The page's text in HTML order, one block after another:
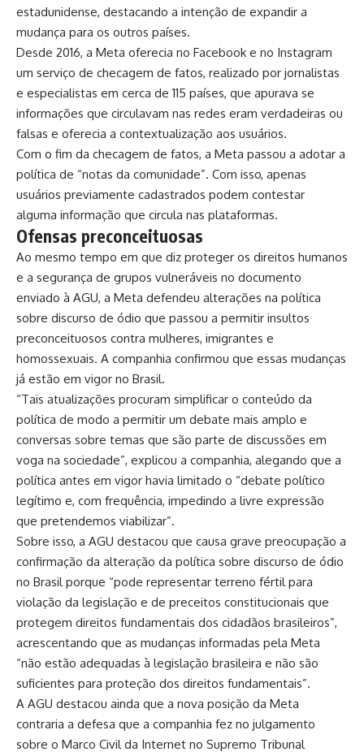
estadunidense, destacando a intenção de expandir a
mudança para os outros países.
Desde 2016, a Meta oferecia no Facebook e no Instagram
um serviço de checagem de fatos, realizado por jornalistas
e especialistas em cerca de 115 países, que apurava se
informações que circulavam nas redes eram verdadeiras ou
falsas e oferecia a contextualização aos usuários.
Com o fim da checagem de fatos, a Meta passou a adotar a
política de “notas da comunidade”. Com isso, apenas
usuários previamente cadastrados podem contestar
alguma informação que circula nas plataformas.
Ofensas preconceituosas
Ao mesmo tempo em que diz proteger os direitos humanos
e a segurança de grupos vulneráveis no documento
enviado à AGU, a Meta defendeu alterações na política
sobre discurso de ódio que passou a permitir insultos
preconceituosos contra mulheres, imigrantes e
homossexuais. A companhia confirmou que essas mudanças
já estão em vigor no Brasil.
“Tais atualizações procuram simplificar o conteúdo da
política de modo a permitir um debate mais amplo e
conversas sobre temas que são parte de discussões em
voga na sociedade”, explicou a companhia, alegando que a
política antes em vigor havia limitado o “debate político
legítimo e, com frequência, impedindo a livre expressão
que pretendemos viabilizar”.
Sobre isso, a AGU destacou que causa grave preocupação a
confirmação da alteração da política sobre discurso de ódio
no Brasil porque “pode representar terreno fértil para
violação da legislação e de preceitos constitucionais que
protegem direitos fundamentais dos cidadãos brasileiros”,
acrescentando que as mudanças informadas pela Meta
“não estão adequadas à legislação brasileira e não são
suficientes para proteção dos direitos fundamentais”.
A AGU destacou ainda que a nova posição da Meta
contraria a defesa que a companhia fez no julgamento
sobre o Marco Civil da Internet no Supremo Tribunal